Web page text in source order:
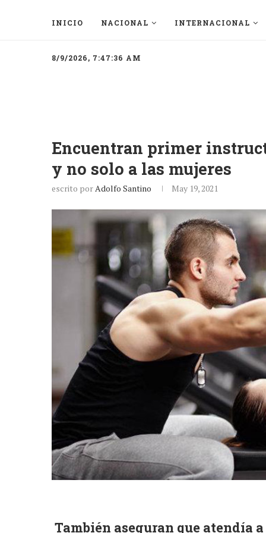
INICIO NACIONAL INTERNACIONAL
8/9/2026, 7:47:36 AM
Encuentran primer
y no solo a las mujeres
escrito porAdolfo Santino May 19, 2021
También aseguran que atendía